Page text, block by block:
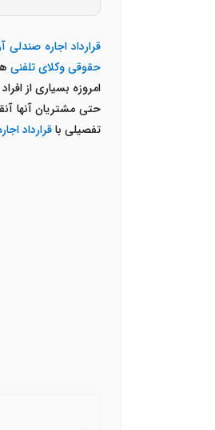
قرارداد اجاره صندلی
حقوقی وکلای تلفنی
امروزه بسیاری از
حتی مشتریان آنها
تفصیلی باقرارداد